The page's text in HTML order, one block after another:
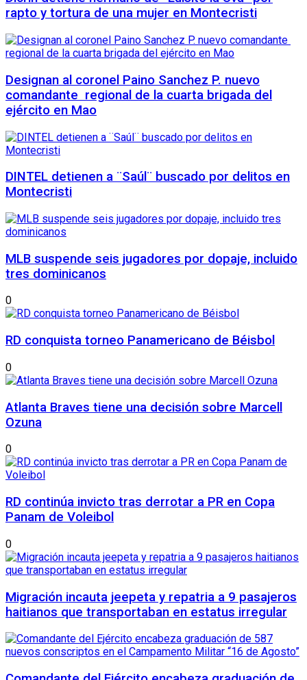
rapto y tortura de una mujer en Montecristi
Designan al coronel Paino Sanchez P. nuevo
comandante regional de la cuarta brigada del
ejército en Mao
DINTEL detienen a ¨Saúl¨ buscado por delitos en
Montecristi
MLB suspende seis jugadores por dopaje, incluido
tres dominicanos
0
RD conquista torneo Panamericano de Béisbol
0
Atlanta Braves tiene una decisión sobre Marcell
Ozuna
0
RD continúa invicto tras derrotar a PR en Copa
Panam de Voleibol
0
Migración incauta jeepeta y repatria a 9 pasajeros
haitianos que transportaban en estatus irregular